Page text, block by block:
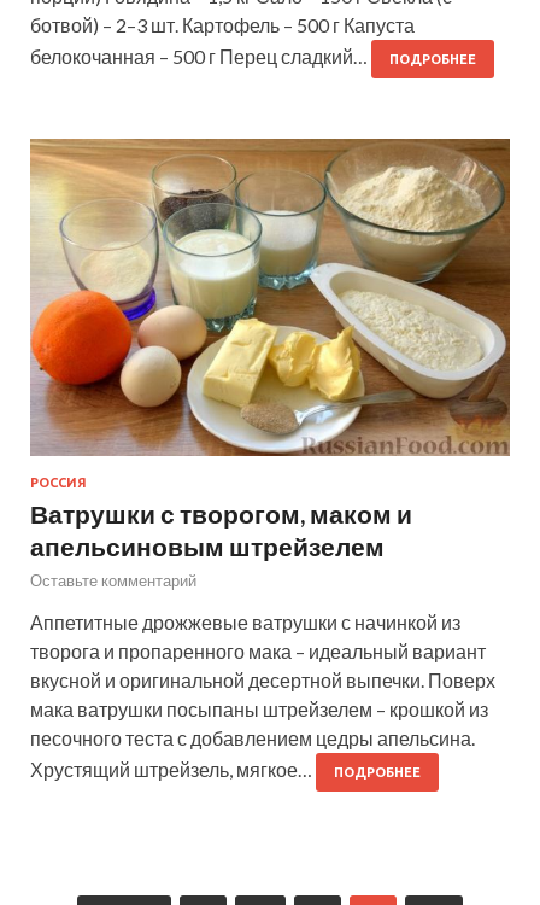
ботвой) – 2–3 шт. Картофель – 500 г Капуста
белокочанная – 500 г Перец сладкий…
ПОДРОБНЕЕ
РОССИЯ
Ватрушки с творогом, маком и
апельсиновым штрейзелем
Оставьте комментарий
Аппетитные дрожжевые ватрушки с начинкой из
творога и пропаренного мака – идеальный вариант
вкусной и оригинальной десертной выпечки. Поверх
мака ватрушки посыпаны штрейзелем – крошкой из
песочного теста с добавлением цедры апельсина.
Хрустящий штрейзель, мягкое…
ПОДРОБНЕЕ